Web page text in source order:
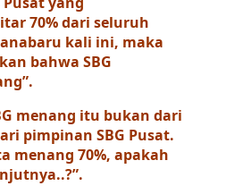
70% dari seluruh
kali ini, maka
bahwa SBG
menang itu bukan dari
pimpinan SBG Pusat.
menang 70%, apakah